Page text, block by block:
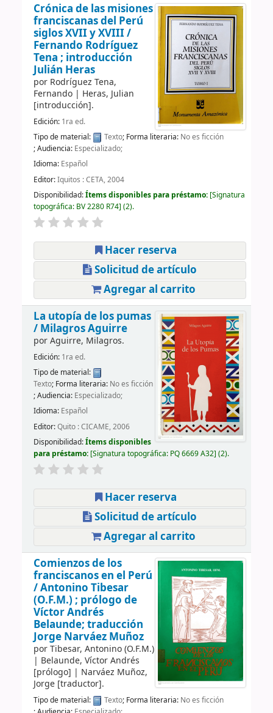
Crónica de las misiones
franciscanas del Perú
siglos XVII y XVIII /
Fernando Rodríguez
Tena ; introducción
Julián Heras
por Rodríguez Tena,
Fernando| Heras, Julian
[introducción].
Edición: 1ra ed.
Tipo de material:
Texto; Forma literaria: No es ficción
; Audiencia: Especializado;
Idioma: Español
Editor:Iquitos : CETA, 2004
Disponibilidad:Ítems disponibles para préstamo: Signatura
topográfica: BV 2280 R74 (2).
Hacer reserva
Solicitud de artículo
Agregar al carrito
La utopía de los pumas
/ Milagros Aguirre
porAguirre, Milagros.
Edición: 1ra ed.
Tipo de material:
Texto; Forma literaria: No es ficción
; Audiencia: Especializado;
Idioma: Español
Editor:Quito : CICAME, 2006
Disponibilidad:Ítems disponibles
para préstamo: Signatura topográfica: PQ 6669 A32 (2).
Hacer reserva
Solicitud de artículo
Agregar al carrito
Comienzos de los
franciscanos en el Perú
/Antonino Tibesar
(O.F.M.) ; prólogo de
Víctor Andrés
Belaunde; traducción
Jorge Narváez Muñoz
porTibesar, Antonino (O.F.M.)
| Belaunde, Víctor Andrés
[prólogo] | Narváez Muñoz,
Jorge[traductor].
Tipo de material: Texto; Forma literaria: No es ficción